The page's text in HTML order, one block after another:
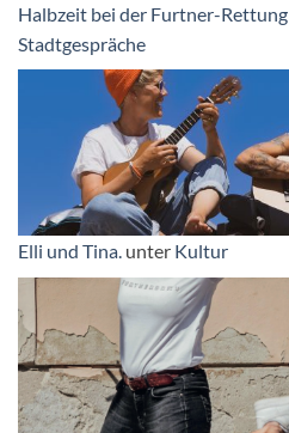
Halbzeit bei der Furtner-Rettung
Stadtgespräche
Elli und Tina. unter Kultur